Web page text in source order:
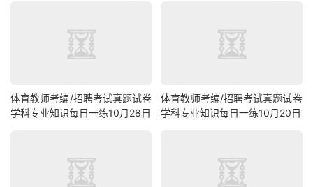
体育教师考编/招聘考试真题试卷
学科专业知识每日一练10月28日
体育教师考编/招聘考试真题试卷
学科专业知识每日一练10月20日